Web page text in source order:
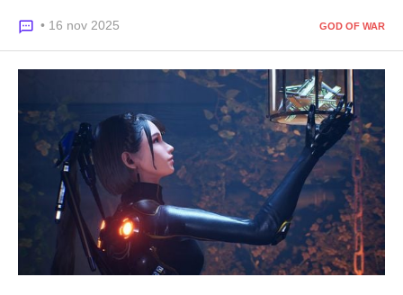
• 16 nov 2025 GOD OF WAR